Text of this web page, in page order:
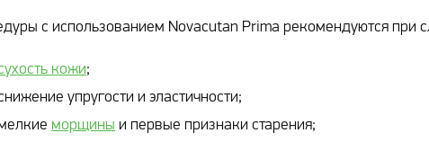
с использованием Novacutan Prima рекомендуются при
кожи;
упругости и эластичности;
морщины и первые признаки старения;